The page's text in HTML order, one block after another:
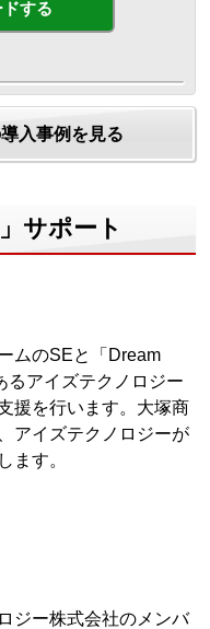
する
入事例を見る
サポート
ムのSEと「Dream
るアイズテクノロジー
援を行います。大塚商
アイズテクノロジーが
ます。
ジー株式会社のメンバ